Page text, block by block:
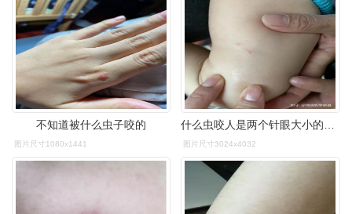
不知道被什么虫子咬的
图片尺寸1080x1441 图片尺寸3024x4032